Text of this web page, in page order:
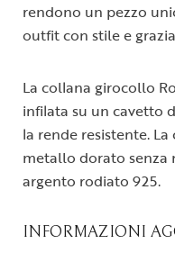
rendono un pezzo
outfit con stile e
La collana girocollo
infilata su un cavetto
la rende resistente.
metallo dorato senza
argento rodiato 925.
INFORMAZIONI